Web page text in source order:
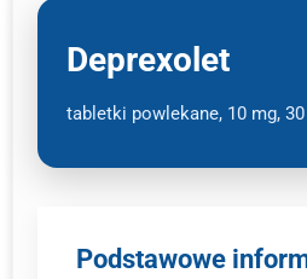
Deprexolet
tabletki powlekane, 10 mg,
Podstawowe